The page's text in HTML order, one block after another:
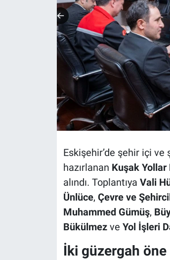
Eskişehir’de şehir içi
hazırlanan Kuşak Yollar
alındı. Toplantıya Vali
Ünlüce, Çevre ve
Muhammed Gümüş,
Bükülmezve Yol İşleri
İki güzergah öne
Kütahya
Magazin
Bilim ve Teknoloji